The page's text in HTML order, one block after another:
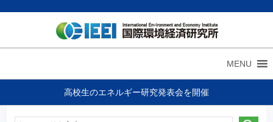
MENU
高校生のエネルギー研究発表会を開催